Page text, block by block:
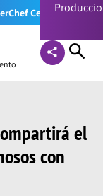
Celebrity
el
con